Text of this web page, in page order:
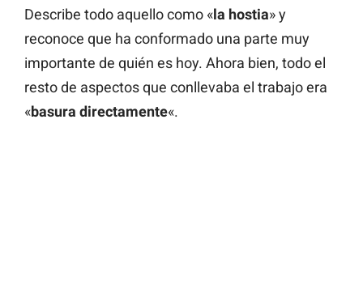
Describe todo aquello como «la hostia» y
reconoce que ha conformado una parte muy
importante de quién es hoy. Ahora bien, todo el
resto de aspectos que conllevaba el trabajo era
«basura directamente«.